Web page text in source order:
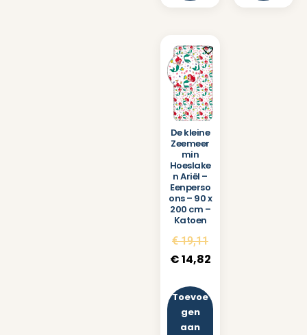
De kleine
Zeemeer
min
Hoeslake
n Ariël –
Eenperso
ons – 90 x
200 cm –
Katoen
€19,11
€14,82
Toevoe
gen
aan